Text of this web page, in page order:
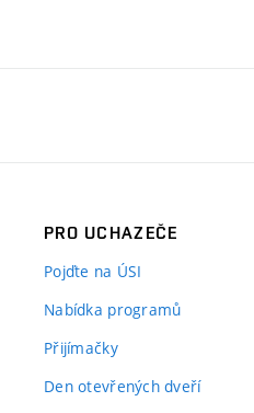
PRO UCHAZEČE
Pojďte na ÚSI
Nabídka programů
Přijímačky
Den otevřených dveří